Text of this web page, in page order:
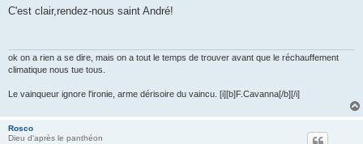
s
C'est clair,rendez-nous saint André!
ok on a rien a se dire, mais on a tout le temps de trouver avant que le réchauffement
climatique nous tue tous.
Le vainqueur ignore l'ironie, arme dérisoire du vaincu. [i][b]F.Cavanna[/b][/i]
Rosco
Dieu d'après le panthéon